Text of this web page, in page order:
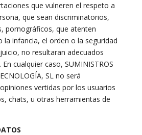
que vulneren el respeto a
que sean discriminatorios,
pornográficos, que atenten
la infancia, el orden o la seguridad
no resultaran adecuados
cualquier caso, SUMINISTROS
SL no será
vertidas por los usuarios
chats, u otras herramientas de